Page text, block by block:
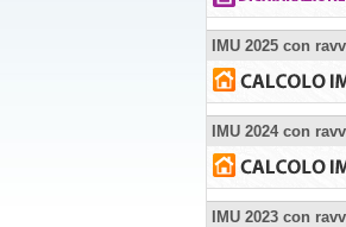
IMU 2025 con
IMU 2024 con
IMU 2023 con